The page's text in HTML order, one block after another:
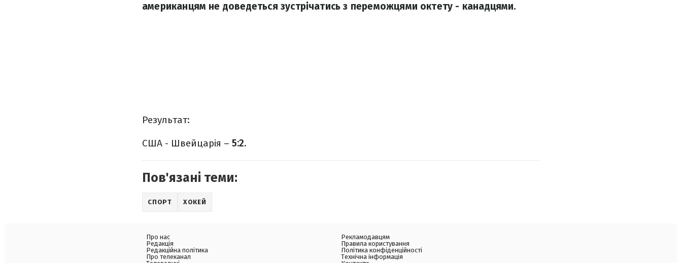
американцям не доведеться зустрічатись з переможцями октету - канадцями.
Результат:
США - Швейцарія – 5:2.
Пов'язані теми:
СПОРТ ХОКЕЙ
Про нас
Редакція
Редакційна політика
Про телеканал
Рекламодавцям
Правила користування
Політика конфіденційності
Технічна інформація